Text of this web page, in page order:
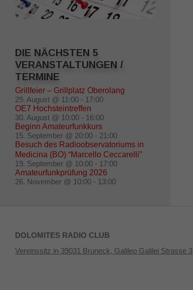
DIE NÄCHSTEN 5
VERANSTALTUNGEN /
TERMINE
Grillfeier – Grillplatz Oberolang
29. August @ 11:00 - 17:00
OE7 Hochsteintreffen
30. August @ 10:00 - 16:00
Beginn Amateurfunkkurs
15. September @ 20:00 - 21:00
Besuch des Radioobservatoriums in
Medicina (BO) “Marcello Ceccarelli”
19. September @ 10:00 - 17:00
Amateurfunkprüfung 2026
26. November @ 10:00 - 13:00
DOLOMITES RADIO CLUB
Vereinssitz in 39031 Bruneck, Galileo Galilei Strasse 3